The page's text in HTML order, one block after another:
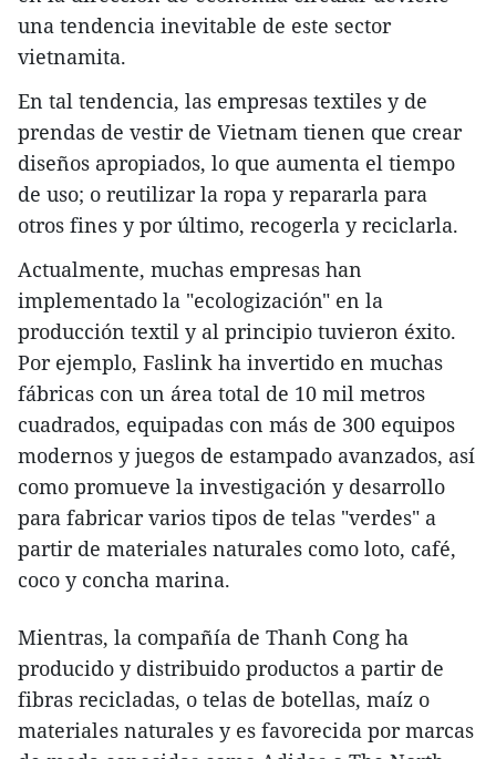
una tendencia inevitable de este sector
vietnamita.
En tal tendencia, las empresas textiles y de
prendas de vestir de Vietnam tienen que crear
diseños apropiados, lo que aumenta el tiempo
de uso; o reutilizar la ropa y repararla para
otros fines y por último, recogerla y reciclarla.
Actualmente, muchas empresas han
implementado la "ecologización" en la
producción textil y al principio tuvieron éxito.
Por ejemplo, Faslink ha invertido en muchas
fábricas con un área total de 10 mil metros
cuadrados, equipadas con más de 300 equipos
modernos y juegos de estampado avanzados, así
como promueve la investigación y desarrollo
para fabricar varios tipos de telas "verdes" a
partir de materiales naturales como loto, café,
coco y concha marina.
Mientras, la compañía de Thanh Cong ha
producido y distribuido productos a partir de
fibras recicladas, o telas de botellas, maíz o
materiales naturales y es favorecida por marcas